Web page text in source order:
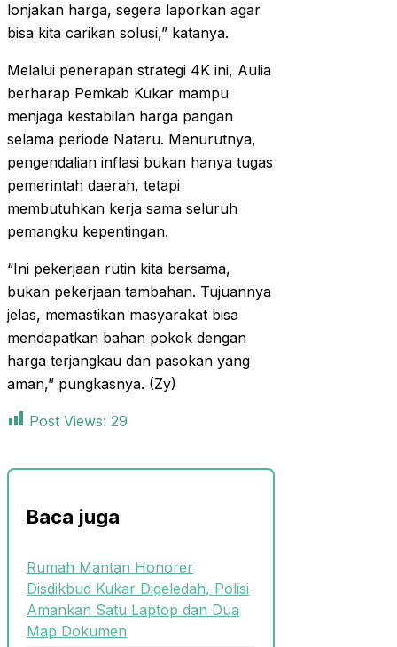
lonjakan harga, segera laporkan agar
bisa kita carikan solusi,” katanya.
Melalui penerapan strategi 4K ini, Aulia
berharap Pemkab Kukar mampu
menjaga kestabilan harga pangan
selama periode Nataru. Menurutnya,
pengendalian inflasi bukan hanya tugas
pemerintah daerah, tetapi
membutuhkan kerja sama seluruh
pemangku kepentingan.
“Ini pekerjaan rutin kita bersama,
bukan pekerjaan tambahan. Tujuannya
jelas, memastikan masyarakat bisa
mendapatkan bahan pokok dengan
harga terjangkau dan pasokan yang
aman,” pungkasnya. (Zy)
Post Views: 29
Baca juga
Rumah Mantan Honorer
Disdikbud Kukar Digeledah, Polisi
Amankan Satu Laptop dan Dua
Map Dokumen